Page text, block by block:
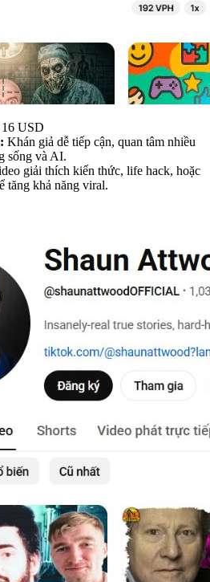
16 USD
Khán giả dễ tiếp cận, quan tâm nhiều
sống và AI.
giải thích kiến thức, life hack, hoặc
tăng khả năng viral.